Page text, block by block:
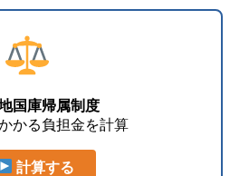
国庫帰属制度
かる負担金を計算
計算する